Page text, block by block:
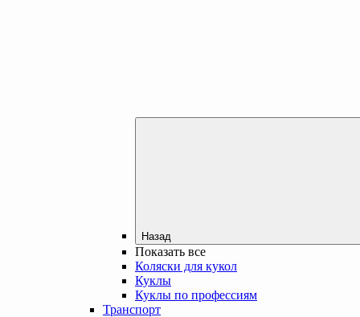
Назад
Показать все
Коляски для кукол
Куклы
Куклы по профессиям
Транспорт